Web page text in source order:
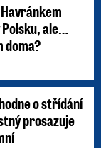
Polsku, ale…
doma?
o střídání
prosazuje